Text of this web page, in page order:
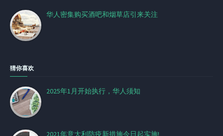
华人密集购买酒吧和烟草店引来关注
猜你喜欢
2025年1月开始执行，华人须知
2021年意大利防疫新措施今日起实施!